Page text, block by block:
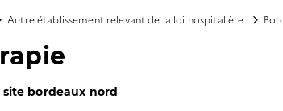
Autre établissement relevant de la loi hospitalière
bordeaux nord